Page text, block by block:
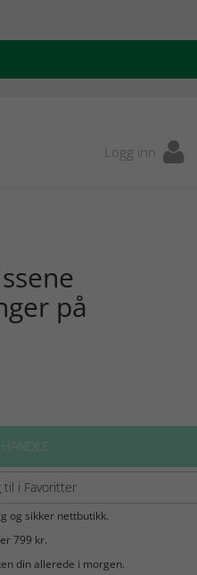
Logg inn
på
i Favoritter
og sikker nettbutikk.
799 kr.
din allerede i morgen.